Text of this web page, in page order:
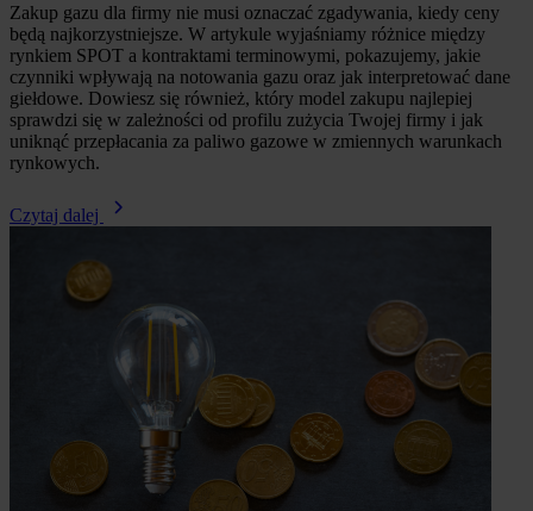
Zakup gazu dla firmy nie musi oznaczać zgadywania, kiedy ceny
będą najkorzystniejsze. W artykule wyjaśniamy różnice między
rynkiem SPOT a kontraktami terminowymi, pokazujemy, jakie
czynniki wpływają na notowania gazu oraz jak interpretować dane
giełdowe. Dowiesz się również, który model zakupu najlepiej
sprawdzi się w zależności od profilu zużycia Twojej firmy i jak
uniknąć przepłacania za paliwo gazowe w zmiennych warunkach
rynkowych.
Czytaj dalej